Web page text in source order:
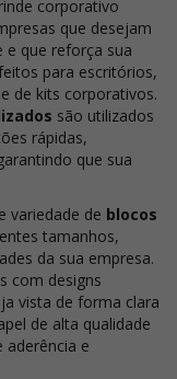
corporativo
que desejam
e que reforça sua
para escritórios,
de kits corporativos.
são utilizados
rápidas,
que sua
variedade de blocos
tamanhos,
da sua empresa.
com designs
vista de forma clara
de alta qualidade
aderência e